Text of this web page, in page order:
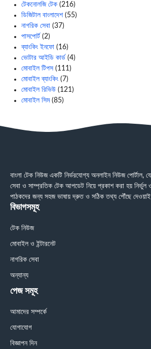
টেকনোলজি টেক (216)
ডিজিটাল বাংলাদেশ(55)
নাগরিক সেবা (37)
পাসপোর্ট (2)
ব্যাংকিং ইনফো (16)
ভোটার আইডি কার্ড (4)
মোবাইল টিপস (111)
মোবাইল ব্যাংকিং (7)
মোবাইল রিভিউ (121)
মোবাইল সিম(85)
বাংলা টেক নিউজ একটি নির্ভরযোগ্য অনলাইন নিউজ পোর্টাল,
সেবা ও সাম্প্রতিক টেক আপডেট নিয়ে প্রকাশ করা হয় নির্ভুল
পাঠকদের জন্য সহজ ভাষায় দ্রুত ও সঠিক তথ্য পৌঁছে
বিভাগসমূহ
টেক নিউজ
মোবাইল ও ইন্টারনেট
নাগরিক সেবা
অন্যান্য
পেজ সমূহ
আমাদের সম্পর্কে
যোগাযোগ
বিজ্ঞাপন দিন